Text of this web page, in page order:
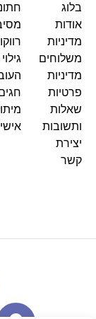
בלוג
אודות
מדיניות
משלוחים
מדיניות
פרטיות
שאלות
ותשובות
יצירת
קשר
אישי